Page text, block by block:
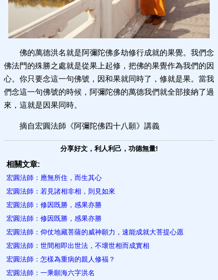
佛的萬德洪名就是阿彌陀佛多劫修行成就的果覺。我們念
佛法門的殊勝之處就是從果上起修，把佛的果覺作為我們的因
心。你只要念這一句佛號，因和果就同時了，修就是果。當我
們念這一句佛號的時候，阿彌陀佛的萬德我們就全部接納了過
來，這就是因果同時。
摘自宏圓法師《阿彌陀佛四十八願》講義
分享好文，利人利己，功德無量!
相關文章:
宏圓法師：應無所住，而生其心
宏圓法師：若見諸相非相，則見如來
宏圓法師：修因既勝，感果亦勝
宏圓法師：修因既勝，感果亦勝
宏圓法師：仰仗地藏菩薩的威神願力，速能成就大菩提心愿
宏圓法師：世間相即出世法，不壞世相而成實相
宏圓法師：怎樣為重病的親人修福？
宏圓法師：一乘願海六字洪名